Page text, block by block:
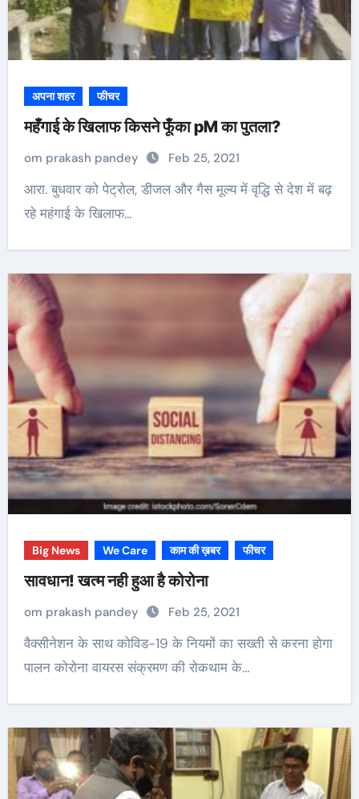
अपना शहर फीचर
महँगाई के खिलाफ किसने फूँका pM का पुतला?
om prakash pandey Feb 25, 2021
आरा. बुधवार को पेट्रोल, डीजल और गैस मूल्य में वृद्धि से देश में बढ़
रहे महंगाई के खिलाफ…
Big News We Care काम की ख़बर फीचर
सावधान! खत्म नही हुआ है कोरोना
om prakash pandey Feb 25, 2021
वैक्सीनेशन के साथ कोविड-19 के नियमों का सख्ती से करना होगा
पालन कोरोना वायरस संक्रमण की रोकथाम के…